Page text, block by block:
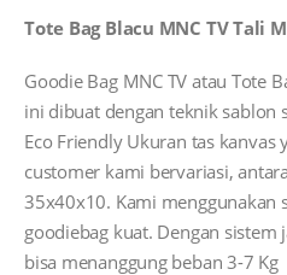
Tote Bag Blacu MNC TV Tali
Goodie Bag MNC TV atau Tote
ini dibuat dengan teknik sablon
Eco Friendly Ukuran tas kanvas
customer kami bervariasi,
35x40x10. Kami menggunakan
goodiebag kuat. Dengan
bisa menanggung beban 3-7 Kg